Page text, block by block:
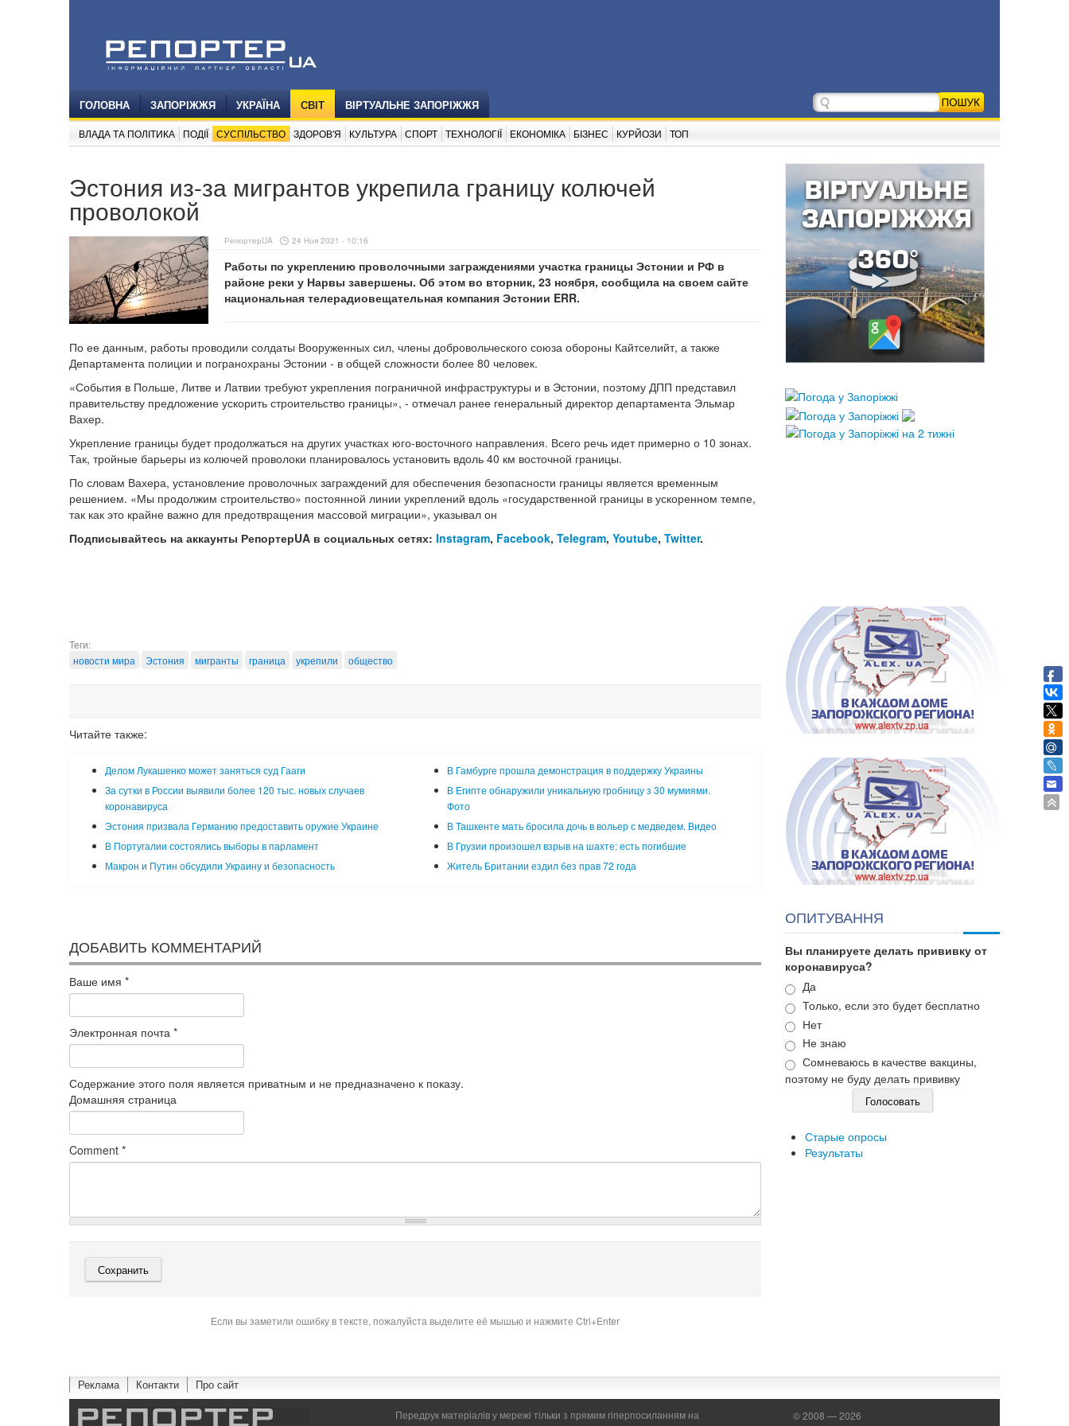
ГОЛОВНА ЗАПОРІЖЖЯ УКРАЇНА СВІТ ВІРТУАЛЬНЕ ЗАПОРІЖЖЯ
ВЛАДА ТА ПОЛІТИКА ПОДІЇ СУСПІЛЬСТВО ЗДОРОВ'Я КУЛЬТУРА СПОРТ ТЕХНОЛОГІЇ ЕКОНОМІКА БІЗНЕС КУРЙОЗИ ТОП
Эстония из-за мигрантов укрепила границу колючей
проволокой
РепортерUA 24 Ноя 2021 - 10:16
Работы по укреплению проволочными заграждениями участка границы Эстонии и РФ в
районе реки у Нарвы завершены. Об этом во вторник, 23 ноября, сообщила на своем сайте
национальная телерадиовещательная компания Эстонии ERR.
По ее данным, работы проводили солдаты Вооруженных сил, члены добровольческого союза обороны Кайтселийт, а также
Департамента полиции и погранохраны Эстонии - в общей сложности более 80 человек.
«События в Польше, Литве и Латвии требуют укрепления пограничной инфраструктуры и в Эстонии, поэтому ДПП представил
правительству предложение ускорить строительство границы», - отмечал ранее генеральный директор департамента Эльмар
Вахер.
Укрепление границы будет продолжаться на других участках юго-восточного направления. Всего речь идет примерно о 10 зонах.
Так, тройные барьеры из колючей проволоки планировалось установить вдоль 40 км восточной границы.
По словам Вахера, установление проволочных заграждений для обеспечения безопасности границы является временным
решением. «Мы продолжим строительство» постоянной линии укреплений вдоль «государственной границы в ускоренном темпе,
так как это крайне важно для предотвращения массовой миграции», указывал он
Подписывайтесь на аккаунты РепортерUA в социальных сетях: Instagram, Facebook, Telegram, Youtube, Twitter.
Теги:
новости мира
Эстония мигранты граница укрепили общество
Читайте также:
Делом Лукашенко может заняться суд Гааги
В Гамбурге прошла демонстрация в поддержку Украины
За сутки в России выявили более 120 тыс. новых случаев
коронавируса
В Египте обнаружили уникальную гробницу з 30 мумиями.
Фото
Эстония призвала Германию предоставить оружие Украине
В Ташкенте мать бросила дочь в вольер с медведем. Видео
В Португалии состоялись выборы в парламент
В Грузии произошел взрыв на шахте: есть погибшие
Макрон и Путин обсудили Украину и безопасность
Житель Британии ездил без прав 72 года
ДОБАВИТЬ КОММЕНТАРИЙ
Ваше имя *
Электронная почта *
Содержание этого поля является приватным и не предназначено к показу.
Домашняя страница
Comment *
Если вы заметили ошибку в тексте, пожалуйста выделите её мышью и нажмите Ctrl+Enter
ОПИТУВАННЯ
Вы планируете делать прививку от
коронавируса?
Варианты
Да
Только, если это будет бесплатно
Нет
Не знаю
Сомневаюсь в качестве вакцины,
поэтому не буду делать прививку
Старые опросы
Результаты
Реклама Контакти Про сайт
Передрук матеріалів у мережі тільки з прямим гіперпосиланням на
© 2008 — 2026